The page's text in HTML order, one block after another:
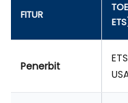
FITUR
Penerbit